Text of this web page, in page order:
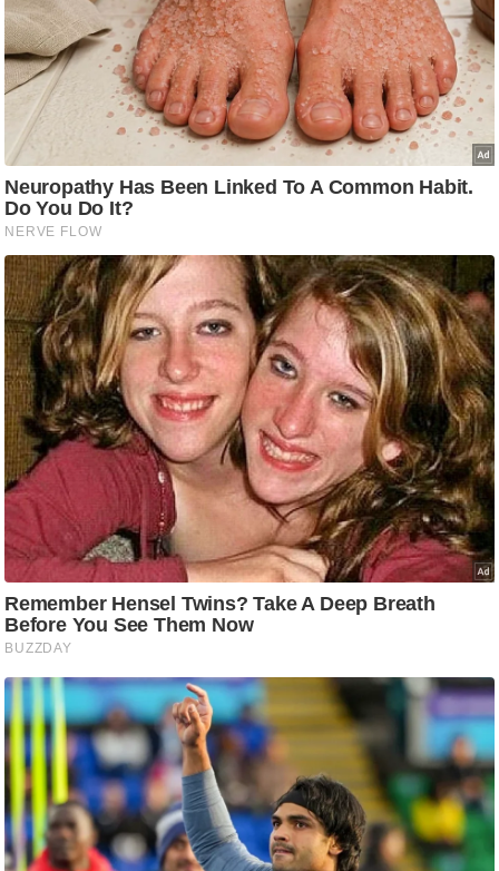
ई
.
चा
य
प
र
स
मी
क्षा
ध
र्म
ज्यो
ति
ष
प्र
भु
म
हि
मा
/
ध
र्म
स्थ
ल
व्र
त
त्यो
हा
र